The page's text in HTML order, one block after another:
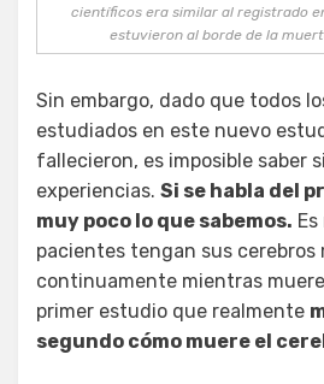
científicos era similar al registrado
estuvieron al borde de la
Sin embargo, dado que todos
estudiados en este nuevo
fallecieron, es imposible saber
experiencias. Si se habla del
muy poco lo que sabemos.
pacientes tengan sus cerebros
continuamente mientras
primer estudio que realmente
segundo cómo muere el